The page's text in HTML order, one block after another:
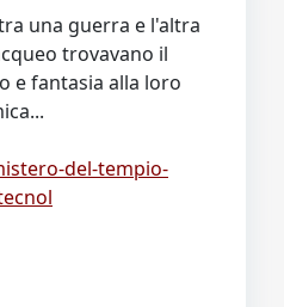
una guerra e l'altra
trovavano il
e fantasia alla loro
del-tempio-